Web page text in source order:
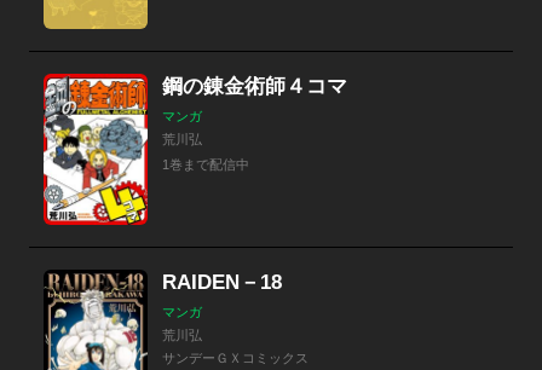
鋼の錬金術師４コマ
マンガ
荒川弘
1巻まで配信中
RAIDEN－18
マンガ
荒川弘
サンデーＧＸコミックス